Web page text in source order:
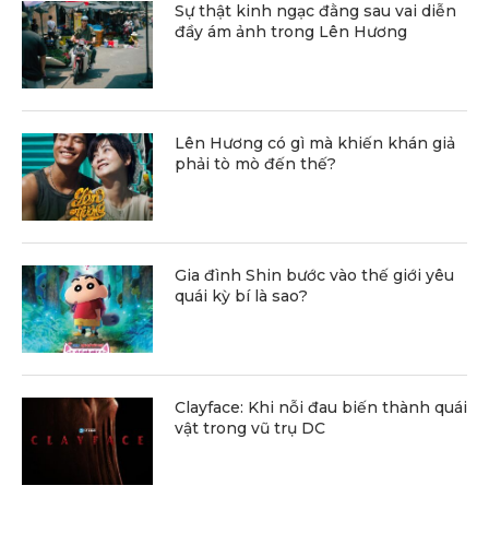
Sự thật kinh ngạc đằng sau vai diễn
đầy ám ảnh trong Lên Hương
Lên Hương có gì mà khiến khán giả
phải tò mò đến thế?
Gia đình Shin bước vào thế giới yêu
quái kỳ bí là sao?
Clayface: Khi nỗi đau biến thành quái
vật trong vũ trụ DC